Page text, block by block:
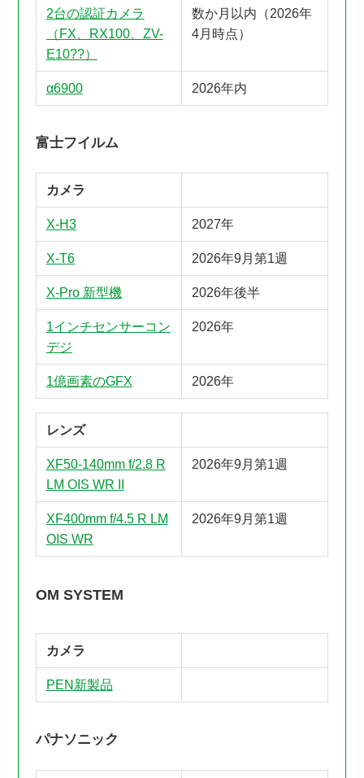
2台の認証カメラ
（FX、RX100、ZV-
E10??）
数か月以内（2026年
4月時点）
α6900 2026年内
富士フイルム
カメラ
X-H3 2027年
X-T6 2026年9月第1週
X-Pro 新型機 2026年後半
1インチセンサーコン
デジ
2026年
1億画素のGFX 2026年
レンズ
XF50-140mm f/2.8 R
LM OIS WR II
2026年9月第1週
XF400mm f/4.5 R LM
OIS WR
2026年9月第1週
OM SYSTEM
カメラ
PEN新製品
パナソニック